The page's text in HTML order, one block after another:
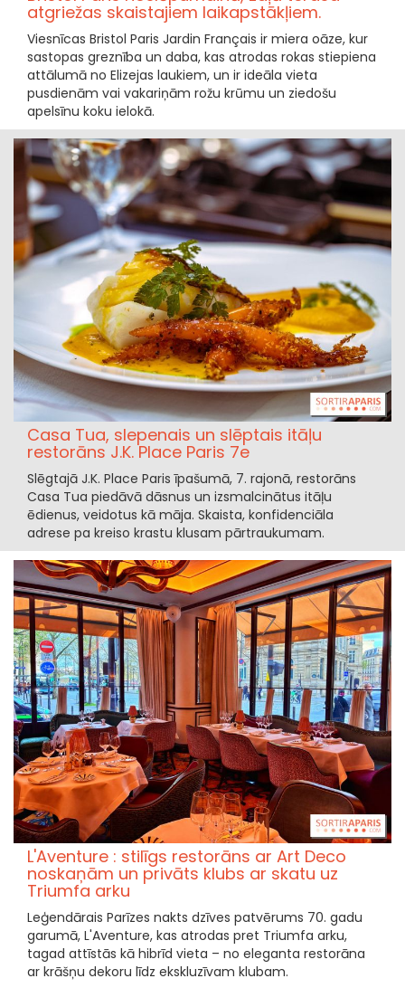
atgriežas skaistajiem laikapstākļiem.
Viesnīcas Bristol Paris Jardin Français ir miera oāze, kur
sastopas greznība un daba, kas atrodas rokas stiepiena
attālumā no Elizejas laukiem, un ir ideāla vieta
pusdienām vai vakariņām rožu krūmu un ziedošu
apelsīnu koku ielokā.
Casa Tua, slepenais un slēptais itāļu
restorāns J.K. Place Paris 7e
Slēgtajā J.K. Place Paris īpašumā, 7. rajonā, restorāns
Casa Tua piedāvā dāsnus un izsmalcinātus itāļu
ēdienus, veidotus kā māja. Skaista, konfidenciāla
adrese pa kreiso krastu klusam pārtraukumam.
L'Aventure : stilīgs restorāns ar Art Deco
noskaņām un privāts klubs ar skatu uz
Triumfa arku
Leģendārais Parīzes nakts dzīves patvērums 70. gadu
garumā, L'Aventure, kas atrodas pret Triumfa arku,
tagad attīstās kā hibrīd vieta – no eleganta restorāna
ar krāšņu dekoru līdz ekskluzīvam klubam.